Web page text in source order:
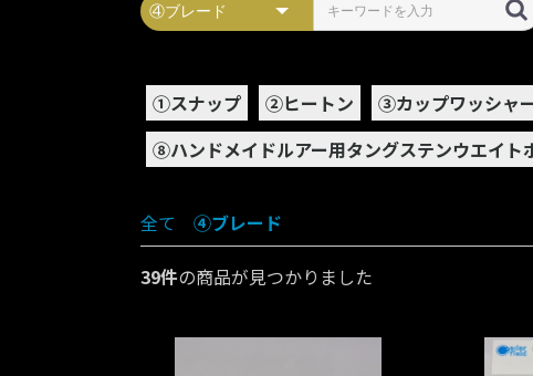
➀スナップ ②ヒートン ③カップワッシャ
⑧ハンドメイドルアー用タングステンウエイト
全て ④ブレード
39件の商品が見つかりました